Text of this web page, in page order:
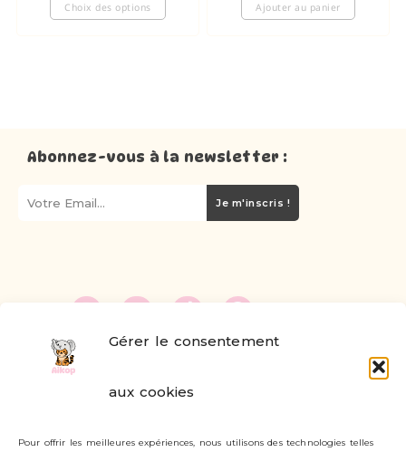
Gérer le consentement
aux cookies
Pour offrir les meilleures expériences, nous utilisons des technologies telles
Choix des options Ajouter au panier
Abonnez-vous à la newsletter :
Je m'inscris !